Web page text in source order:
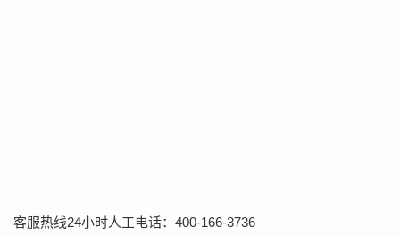
客服热线24小时人工电话：400-166-3736